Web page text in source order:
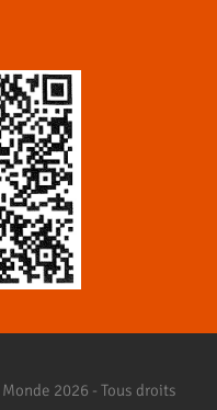
2026 - Tous droits